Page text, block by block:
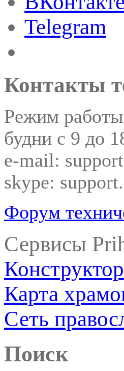
Telegram
Контакты
Режим
будни с 9 до
e-mail:
skype:
Форум
Сервисы
Карта
Сеть
Поиск